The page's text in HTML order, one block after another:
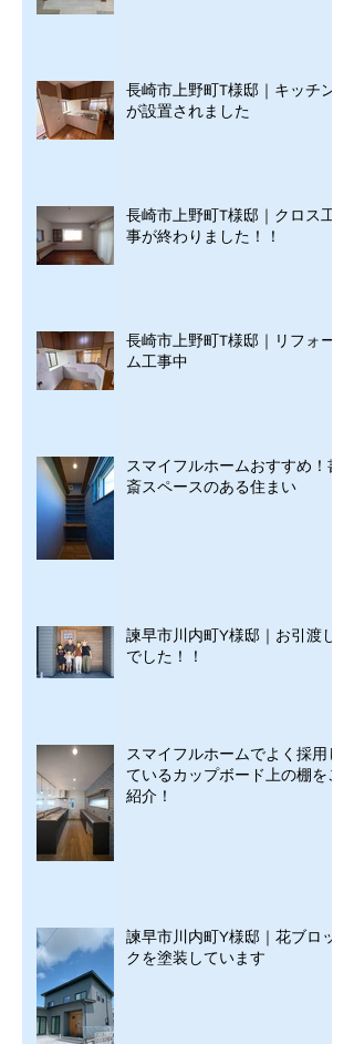
長崎市上野町T様邸｜キッチン
が設置されました
長崎市上野町T様邸｜クロス工
事が終わりました！！
長崎市上野町T様邸｜リフォー
ム工事中
スマイフルホームおすすめ！書
斎スペースのある住まい
諫早市川内町Y様邸｜お引渡し
でした！！
スマイフルホームでよく採用し
ているカップボード上の棚をご
紹介！
諫早市川内町Y様邸｜花ブロッ
クを塗装しています